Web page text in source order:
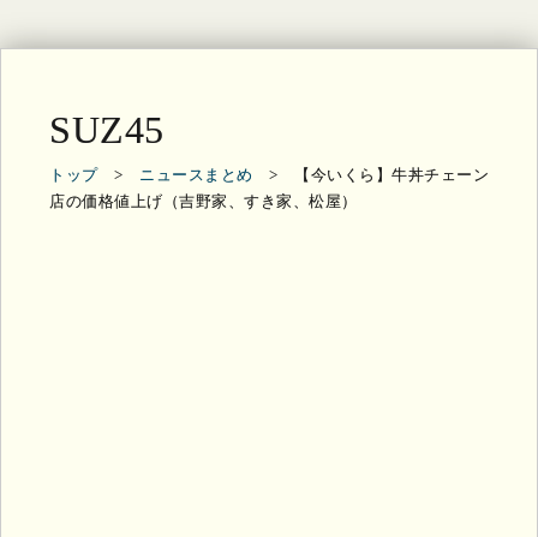
SUZ45
トップ> ニュースまとめ > 【今いくら】牛丼チェーン
店の価格値上げ（吉野家、すき家、松屋）